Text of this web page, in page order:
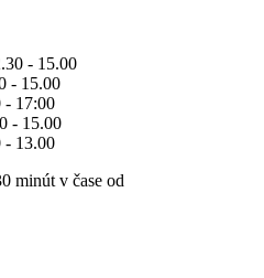
- 15.00
- 15.00
- 17:00
- 15.00
- 13.00
minút v čase od